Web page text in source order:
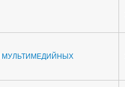
МУЛЬТИМЕДИЙНЫХ